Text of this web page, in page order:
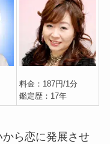
料金：187円/1分
鑑定歴：17年
ら恋に発展させ